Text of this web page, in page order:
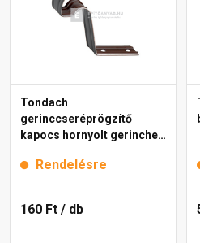
Tondach
gerinccseréprögzítő
kapocs hornyolt gerinchez
Rendelésre
160 Ft / db